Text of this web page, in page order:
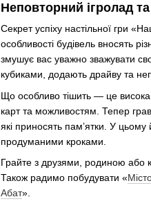
Неповторний ігролад
Секрет успіху настільної гри
особливості будівель вносять
змушує вас уважно зважувати
кубиками, додають драйву та
Що особливо тішить — це висока
карт та можливостям. Тепер
які приносять пам’ятки. У
продуманими кроками.
Грайте з друзями, родиною або
Також радимо побудувати «
Абат».